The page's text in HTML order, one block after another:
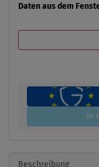
Daten aus dem
in
Beschreibung